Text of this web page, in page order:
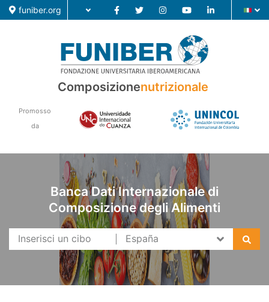
funiber.org
Composizione nutrizionale
Composizionenutrizionale
Promosso
da
Banca Dati Internazionale di
Composizione degli Alimenti